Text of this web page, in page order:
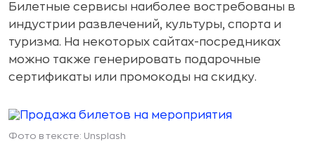
Билетные сервисы наиболее востребованы в
индустрии развлечений, культуры, спорта и
туризма. На некоторых сайтах-посредниках
можно также генерировать подарочные
сертификаты или промокоды на скидку.
Фото в тексте: Unsplash